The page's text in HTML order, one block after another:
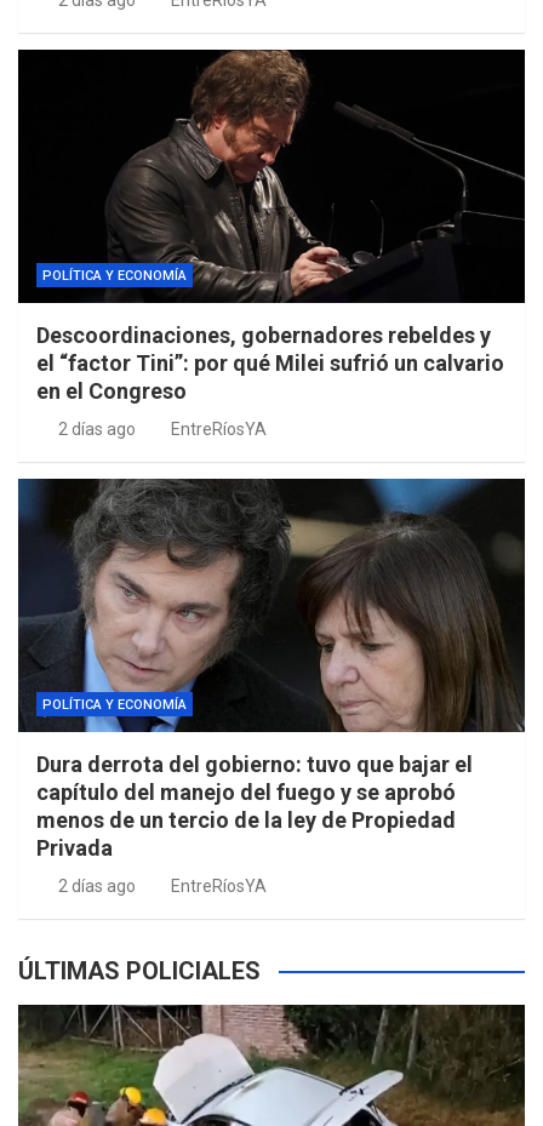
POLÍTICA Y ECONOMÍA
Descoordinaciones, gobernadores rebeldes y
el “factor Tini”: por qué Milei sufrió un calvario
en el Congreso
2 días ago EntreRíosYA
POLÍTICA Y ECONOMÍA
Dura derrota del gobierno: tuvo que bajar el
capítulo del manejo del fuego y se aprobó
menos de un tercio de la ley de Propiedad
Privada
2 días ago EntreRíosYA
ÚLTIMAS POLICIALES